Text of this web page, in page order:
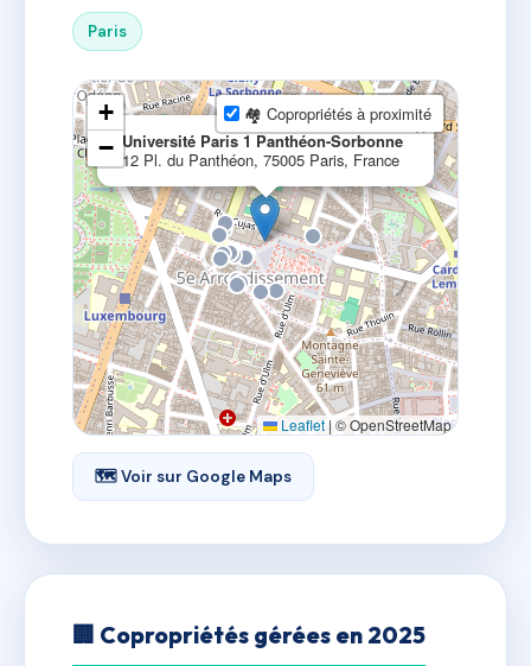
Paris
Université Paris 1 Panthéon-Sorbonne
12 Pl. du Panthéon, 75005 Paris, France
×
+
−
🏘 Copropriétés à proximité
Leaflet | © OpenStreetMap
🗺 Voir sur Google Maps
🏢 Copropriétés gérées en 2025